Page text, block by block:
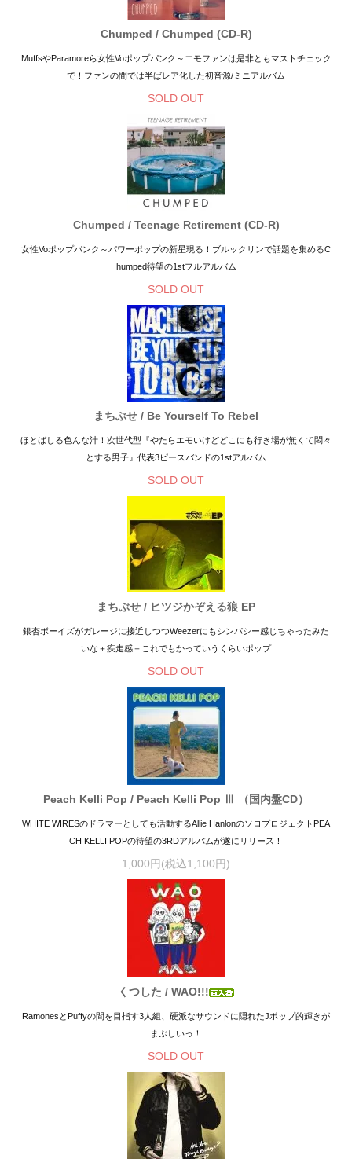
Chumped / Chumped (CD-R)
MuffsやParamoreら女性Voポップパンク～エモファンは是非ともマストチェック
で！ファンの間では半ばレア化した初音源/ミニアルバム
SOLD OUT
Chumped / Teenage Retirement (CD-R)
女性Voポップパンク～パワーポップの新星現る！ブルックリンで話題を集めるC
humped待望の1stフルアルバム
SOLD OUT
まちぶせ / Be Yourself To Rebel
ほとばしる色んな汁！次世代型『やたらエモいけどどこにも行き場が無くて悶々
とする男子』代表3ピースバンドの1stアルバム
SOLD OUT
まちぶせ / ヒツジかぞえる狼 EP
銀杏ボーイズがガレージに接近しつつWeezerにもシンパシー感じちゃったみた
いな＋疾走感＋これでもかっていうくらいポップ
SOLD OUT
Peach Kelli Pop / Peach Kelli Pop Ⅲ （国内盤CD）
WHITE WIRESのドラマーとしても活動するAllie HanlonのソロプロジェクトPEA
CH KELLI POPの待望の3RDアルバムが遂にリリース！
1,000円(税込1,100円)
くつした / WAO!!!
RamonesとPuffyの間を目指す3人組、硬派なサウンドに隠れたJポップ的輝きが
まぶしいっ！
SOLD OUT